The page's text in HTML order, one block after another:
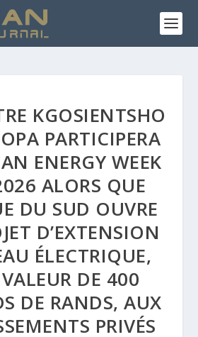
KGOSIENTSHO
PARTICIPERA
ENERGY WEEK
ALORS QUE
DU SUD OUVRE
D’EXTENSION
ÉLECTRIQUE,
DE 400
DE RANDS, AUX
PRIVÉS